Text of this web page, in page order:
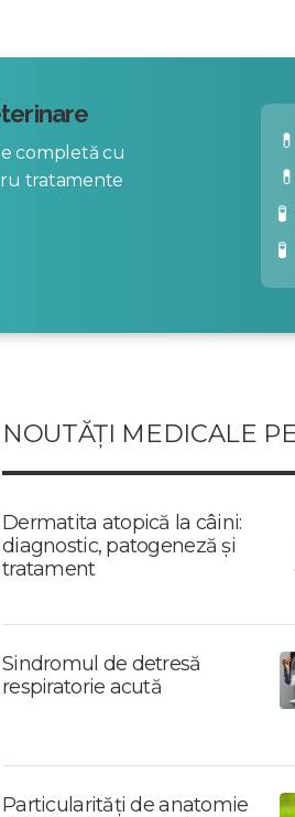
completă cu
tratamente
💊
💊
🧪
🧪
NOUTĂȚI MEDICALE
Dermatita atopică la câini:
diagnostic, patogeneză și
tratament
Sindromul de detresă
respiratorie acută
Particularități de anatomie